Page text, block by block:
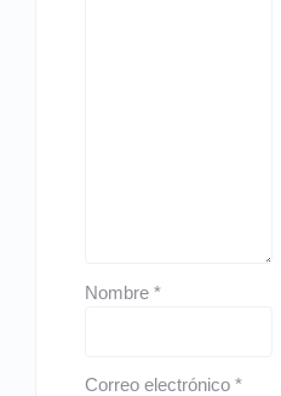
Nombre*
Correo electrónico*